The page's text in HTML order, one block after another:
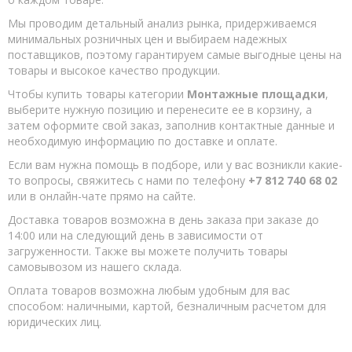
Отводы одноконтурные 0,5 мм
Отводы одноконтурные 0,8 мм
Сэндвич-отводы нержавейка
Сэндвич-тройники 0,5 мм
Переходники
Стартовые переходники 0,8 мм
Съемники тепла
Тройники одноконтурные 0,5 мм
Тройники одноконтурные 0,8 мм
Трубы одноконтурные 0,5 мм
Трубы одноконтурные 0,8 мм
Трубы одноконтурные 1 мм.
Сэндвич-трубы 0,8 мм
Мы проводим детальный анализ рынка, придерживаемся
минимальных розничных цен и выбираем надежных
поставщиков, поэтому гарантируем самые выгодные цены на
товары и высокое качество продукции.
Чтобы купить товары категории Монтажные площадки,
выберите нужную позицию и перенесите ее в корзину, а
затем оформите свой заказ, заполнив контактные данные и
необходимую информацию по доставке и оплате.
Если вам нужна помощь в подборе, или у вас возникли какие-
то вопросы, свяжитесь с нами по телефону +7 812 740 68 02
или в онлайн-чате прямо на сайте.
Доставка товаров возможна в день заказа при заказе до
14:00 или на следующий день в зависимости от
загруженности. Также вы можете получить товары
самовывозом из нашего склада.
Оплата товаров возможна любым удобным для вас
способом: наличными, картой, безналичным расчетом для
юридических лиц.